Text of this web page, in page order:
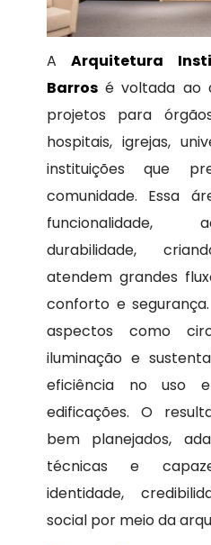
AArquitetura
Barros é voltada ao
projetos para
hospitais, igrejas,
instituições que
comunidade. Essa
funcionalidade,
durabilidade,
atendem grandes
conforto e
aspectos como
iluminação e
eficiência no uso
edificações. O
bem planejados,
técnicas e
identidade,
social por meio da